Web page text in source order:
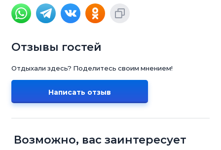
Отзывы гостей
Отдыхали здесь? Поделитесь своим мнением!
Написать отзыв
Возможно, вас заинтересует